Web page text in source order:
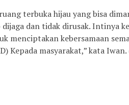
terbuka hijau yang bisa
dan tidak dirusak. Intinya
menciptakan kebersamaan
Kepada masyarakat,” kata Iwan.